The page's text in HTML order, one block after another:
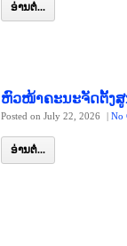
ອ່ານຕໍ່...
ຫົວໜ້າຄະນະຈັດຕັ້ງສູ
Posted on July 22, 2026 | No
ອ່ານຕໍ່...